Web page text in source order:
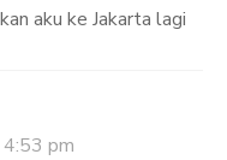
aku ke Jakarta lagi
pm